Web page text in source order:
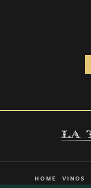
HOME VINOS